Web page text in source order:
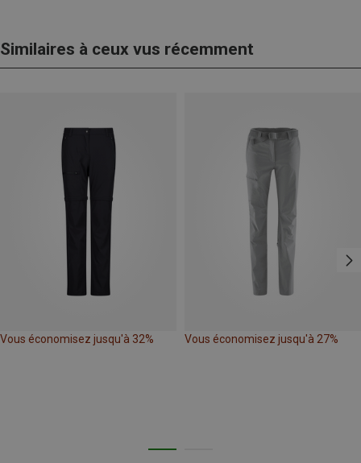
Similaires à ceux vus récemment
Vous économisez jusqu'à 32% Vous économisez jusqu'à 27%